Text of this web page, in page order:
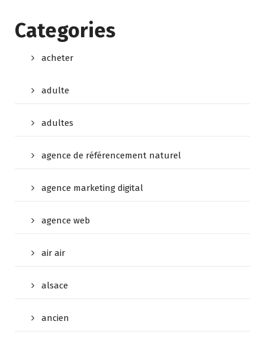
Categories
acheter
adulte
adultes
agence de référencement naturel
agence marketing digital
agence web
air air
alsace
ancien